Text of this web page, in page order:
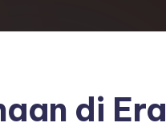
di Era